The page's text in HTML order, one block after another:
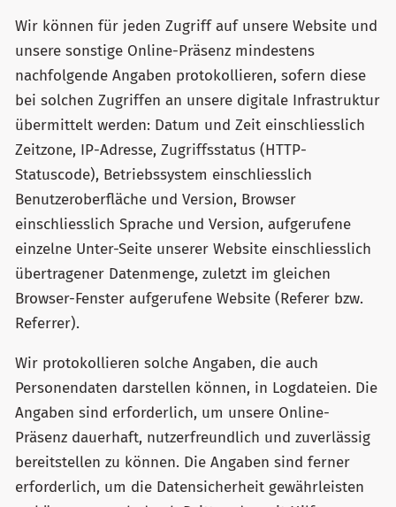
Wir können für jeden Zugriff auf unsere Website und
unsere sonstige Online-Präsenz mindestens
nachfolgende Angaben protokollieren, sofern diese
bei solchen Zugriffen an unsere digitale Infrastruktur
übermittelt werden: Datum und Zeit einschliesslich
Zeitzone, IP-Adresse, Zugriffsstatus (HTTP-
Statuscode), Betriebssystem einschliesslich
Benutzeroberfläche und Version, Browser
einschliesslich Sprache und Version, aufgerufene
einzelne Unter-Seite unserer Website einschliesslich
übertragener Datenmenge, zuletzt im gleichen
Browser-Fenster aufgerufene Website (Referer bzw.
Referrer).
Wir protokollieren solche Angaben, die auch
Personendaten darstellen können, in Logdateien. Die
Angaben sind erforderlich, um unsere Online-
Präsenz dauerhaft, nutzerfreundlich und zuverlässig
bereitstellen zu können. Die Angaben sind ferner
erforderlich, um die Datensicherheit gewährleisten